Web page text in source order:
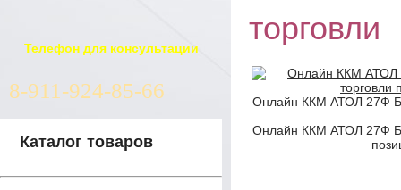
Телефон для консультации
8-911-924-85-66
Каталог товаров
торговли
Онлайн ККМ АТОЛ 27Ф
Онлайн ККМ АТОЛ 27Ф